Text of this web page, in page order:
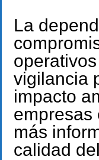
La
vigilancia
impacto
empresas
más
calidad